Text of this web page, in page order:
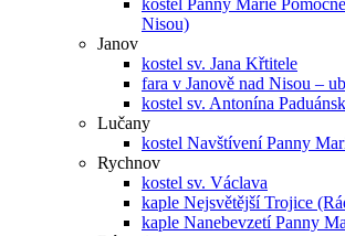
kostel Panny Marie
Nisou)
Janov
kostel sv. Jana Křtitele
fara v Janově nad Nisou –
kostel sv. Antonína
Lučany
kostel Navštívení Panny
Rychnov
kostel sv. Václava
kaple Nejsvětější Trojice
kaple Nanebevzetí Panny